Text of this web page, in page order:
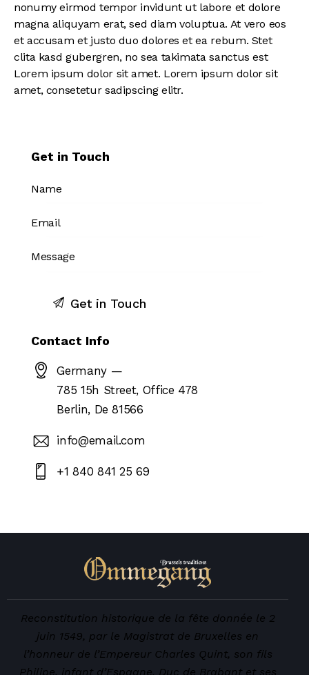
nonumy eirmod tempor invidunt ut labore et dolore
magna aliquyam erat, sed diam voluptua. At vero eos
et accusam et justo duo dolores et ea rebum. Stet
clita kasd gubergren, no sea takimata sanctus est
Lorem ipsum dolor sit amet. Lorem ipsum dolor sit
amet, consetetur sadipscing elitr.
Get in Touch
Contact Info
Germany —
785 15h Street, Office 478
Berlin, De 81566
info@email.com
+1 840 841 25 69
Reconstitution historique de la fête donnée le 2
juin 1549, par le Magistrat de Bruxelles en
l’honneur de l’Empereur Charles Quint, son fils
Philipe, infant d’Espagne, Duc de Brabant et ses